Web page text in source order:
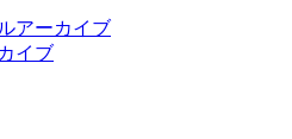
アーカイブ
イブ